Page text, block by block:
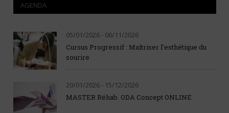
AGENDA
05/01/2026 - 06/11/2026
Cursus Progressif : Maîtriser l’esthétique du
sourire
20/01/2026 - 15/12/2026
MASTER Réhab. ODA Concept ONLINE